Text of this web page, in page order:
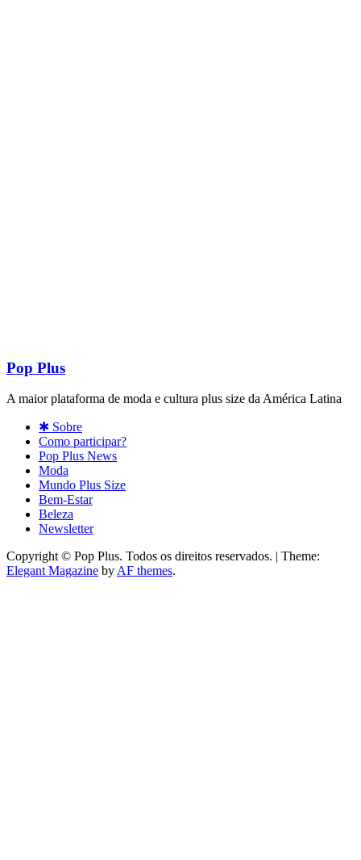
Pop Plus
A maior plataforma de moda e cultura plus size da América Latina
✱ Sobre
Como participar?
Pop Plus News
Moda
Mundo Plus Size
Bem-Estar
Beleza
Newsletter
Copyright © Pop Plus. Todos os direitos reservados. | Theme:
Elegant Magazine by AF themes.